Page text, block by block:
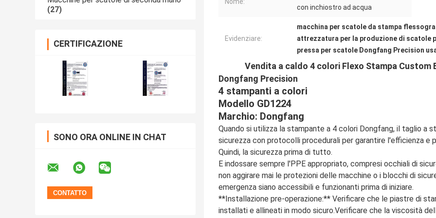
(27)
CERTIFICAZIONE
SONO ORA ONLINE IN CHAT
Nome:
con inchiostro ad acqua
Evidenziare:
macchina per scatole da stampa
attrezzatura per la produzione di scatole
pressa per scatole Dongfang Precision
Vendita a caldo 4 colori Flexo Stampa
Dongfang Precision
4 stampanti a colori
Modello GD1224
Marchio: Dongfang
Quando si utilizza la stampante a 4 colori Dongfang, il taglio a
sicurezza con protocolli procedurali per garantire l'efficienza e
Quindi, la sicurezza prima di tutto.
E indossare sempre l'PPE appropriato, compresi occhiali di
non aggirare mai le protezioni delle macchine o i blocchi di
emergenza siano accessibili e funzionanti prima di iniziare.
**Installazione pre-operazione:** Verificare che le piastre di
installati e allineati in modo sicuro.Verificare che la viscosità